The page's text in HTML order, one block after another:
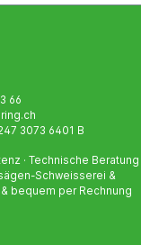
66
3073 6401 B
· Technische Beratung
Schweisserei &
bequem per Rechnung